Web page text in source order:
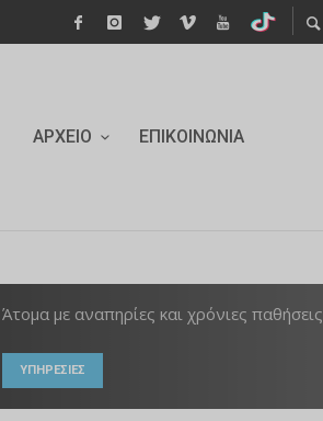
ΑΡΧΕΊΟ ΕΠΙΚΟΙΝΩΝΊΑ
Άτομα με αναπηρίες και χρόνιες παθήσεις
ΥΠΗΡΕΣΙΕΣ